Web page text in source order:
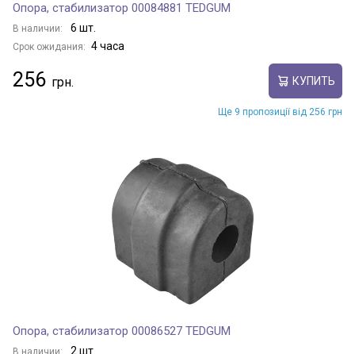
Опора, стабилизатор 00084881 TEDGUM
В наличии: 6 шт.
Срок ожидания: 4 часа
256 КУПИТЬ
Ще 9 пропозиції від 256 грн
Опора, стабилизатор 00086527 TEDGUM
В наличии: 2 шт.